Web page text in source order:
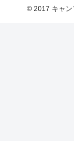
© 2017 キャン